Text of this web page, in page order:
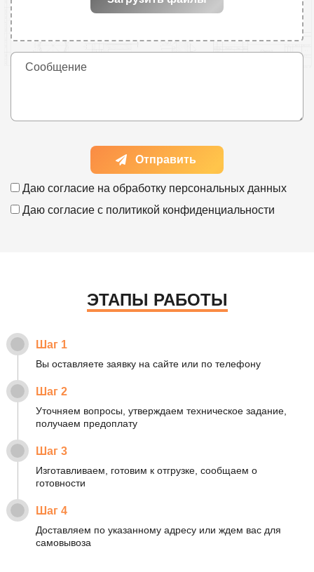
Отправить
Даю согласие на обработку персональных данных
Даю согласие с политикой конфиденциальности
ЭТАПЫ РАБОТЫ
Шаг 1
Вы оставляете заявку на сайте или по телефону
Шаг 2
Уточняем вопросы, утверждаем техническое задание,
получаем предоплату
Шаг 3
Изготавливаем, готовим к отгрузке, сообщаем о
готовности
Шаг 4
Доставляем по указанному адресу или ждем вас для
самовывоза